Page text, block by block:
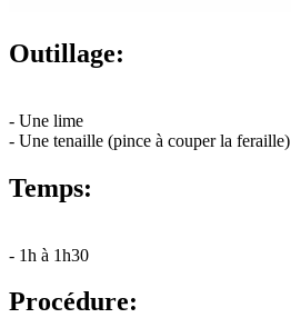
Outillage:
- Une lime
- Une tenaille (pince à couper la feraille)
Temps:
- 1h à 1h30
Procédure: